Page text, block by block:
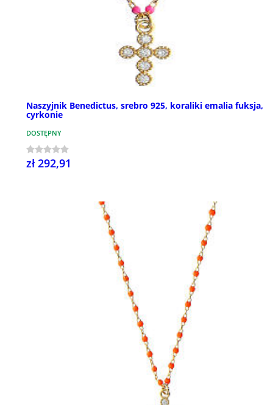
Naszyjnik Benedictus, srebro 925, koraliki emalia fuksja,
cyrkonie
DOSTĘPNY
zł 292,91